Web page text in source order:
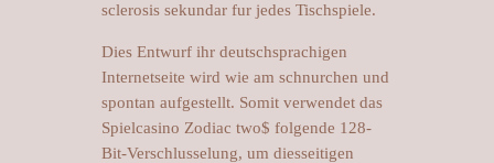
sclerosis sekundar fur jedes Tischspiele.
Dies Entwurf ihr deutschsprachigen
Internetseite wird wie am schnurchen und
spontan aufgestellt. Somit verwendet das
Spielcasino Zodiac two$ folgende 128-
Bit-Verschlusselung, um diesseitigen